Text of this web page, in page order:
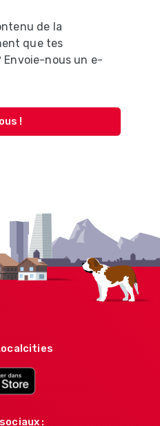
de la
que tes
nous un e-
!
: